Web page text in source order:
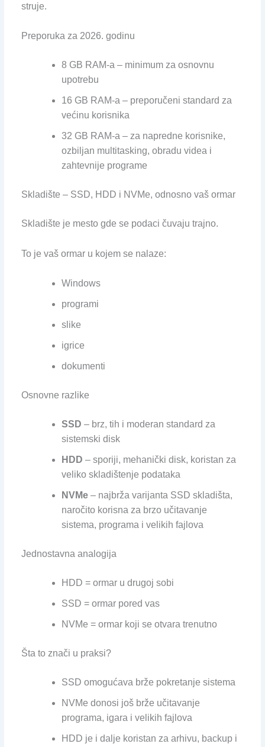
struje.
Preporuka za 2026. godinu
8 GB RAM-a – minimum za osnovnu
upotrebu
16 GB RAM-a – preporučeni standard za
većinu korisnika
32 GB RAM-a – za napredne korisnike,
ozbiljan multitasking, obradu videa i
zahtevnije programe
Skladište – SSD, HDD i NVMe, odnosno vaš ormar
Skladište je mesto gde se podaci čuvaju trajno.
To je vaš ormar u kojem se nalaze:
Windows
programi
slike
igrice
dokumenti
Osnovne razlike
SSD – brz, tih i moderan standard za
sistemski disk
HDD – sporiji, mehanički disk, koristan za
veliko skladištenje podataka
NVMe– najbrža varijanta SSD skladišta,
naročito korisna za brzo učitavanje
sistema, programa i velikih fajlova
Jednostavna analogija
HDD = ormar u drugoj sobi
SSD = ormar pored vas
NVMe = ormar koji se otvara trenutno
Šta to znači u praksi?
SSD omogućava brže pokretanje sistema
NVMe donosi još brže učitavanje
programa, igara i velikih fajlova
HDD je i dalje koristan za arhivu, backup i